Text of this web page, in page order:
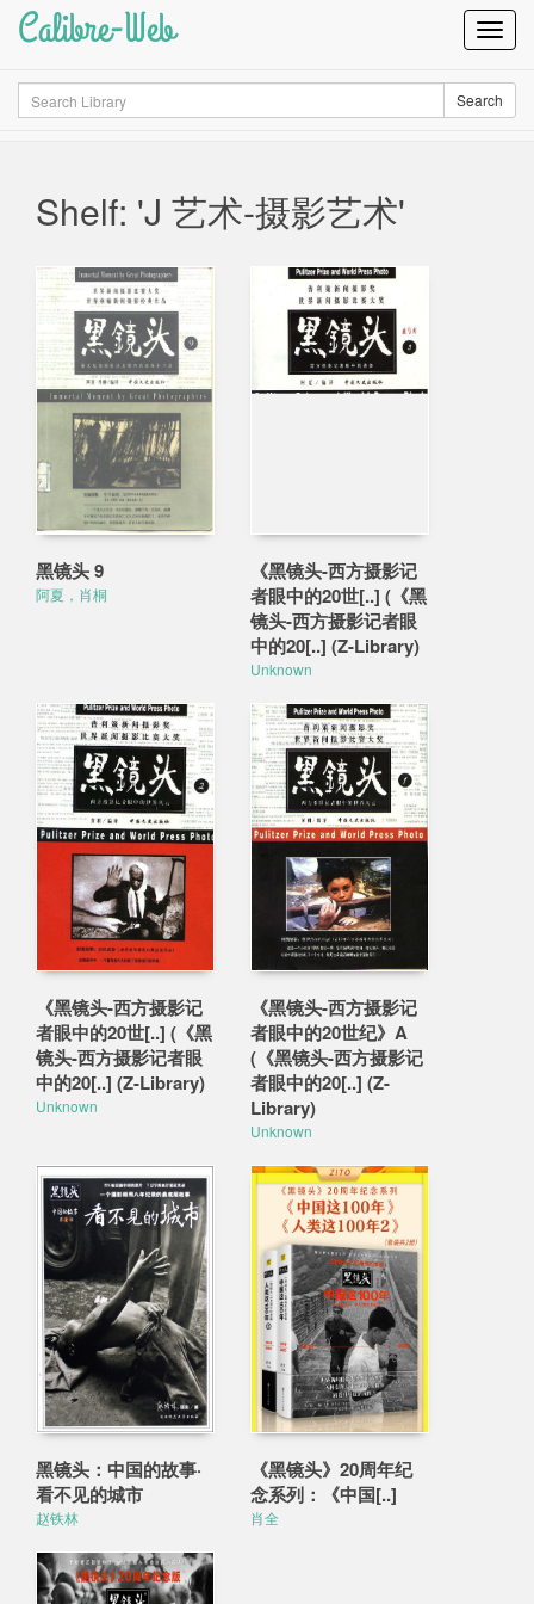
Calibre-Web
Search Search
Shelf: 'J 艺术-摄影艺术'
黑镜头 9
阿夏，肖桐
《黑镜头-西方摄影记
者眼中的20世[..] (《黑
镜头-西方摄影记者眼
中的20[..] (Z-Library)
Unknown
《黑镜头-西方摄影记
者眼中的20世[..] (《黑
镜头-西方摄影记者眼
中的20[..] (Z-Library)
Unknown
《黑镜头-西方摄影记
者眼中的20世纪》A
(《黑镜头-西方摄影记
者眼中的20[..] (Z-
Library)
Unknown
黑镜头：中国的故事·
看不见的城市
赵铁林
《黑镜头》20周年纪
念系列：《中国[..]
肖全